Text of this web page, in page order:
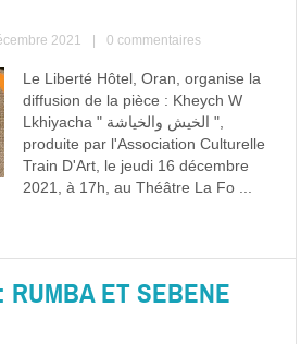
2021 0 commentaires
Le Liberté Hôtel, Oran, organise la
diffusion de la pièce : Kheych W
Lkhiyacha " الخيش والخياشة ",
produite par l'Association Culturelle
Train D'Art, le jeudi 16 décembre
2021, à 17h, au Théâtre La Fo ...
ET SEBENE